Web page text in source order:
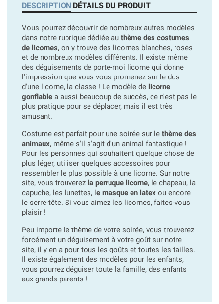
DESCRIPTION DÉTAILS DU PRODUIT
Vous pourrez découvrir de nombreux autres modèles
dans notre rubrique dédiée au thème des costumes
de licornes, on y trouve des licornes blanches, roses
et de nombreux modèles différents. Il existe même
des déguisements de porte-moi licorne qui donne
l'impression que vous vous promenez sur le dos
d'une licorne, la classe ! Le modèle de licorne
gonflable a aussi beaucoup de succès, ce n'est pas le
plus pratique pour se déplacer, mais il est très
amusant.
Costume est parfait pour une soirée sur le thème des
animaux, même s'il s'agit d'un animal fantastique !
Pour les personnes qui souhaitent quelque chose de
plus léger, utiliser quelques accessoires pour
ressembler le plus possible à une licorne. Sur notre
site, vous trouverez la perruque licorne, le chapeau, la
capuche, les lunettes, le masque en latex ou encore
le serre-tête. Si vous aimez les licornes, faites-vous
plaisir !
Peu importe le thème de votre soirée, vous trouverez
forcément un déguisement à votre goût sur notre
site, il y en a pour tous les goûts et toutes les tailles.
Il existe également des modèles pour les enfants,
vous pourrez déguiser toute la famille, des enfants
aux grands-parents !